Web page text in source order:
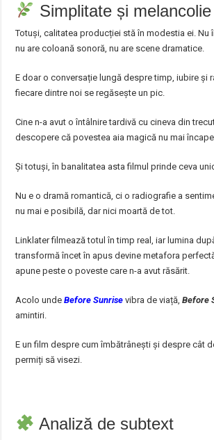
Simplitate și melancolie
Totuși, calitatea producției stă în modestia ei. Nu
nu are coloană sonoră, nu are scene dramatice.
E doar o conversație lungă despre timp, iubire și
fiecare dintre noi se regăsește un pic.
Cine n-a avut o întâlnire tardivă cu cineva din
descopere că povestea aia magică nu mai
Și totuși, în banalitatea asta filmul prinde ceva
Nu e o dramă romantică, ci o radiografie a
nu mai e posibilă, dar nici moartă de tot.
Linklater filmează totul în timp real, iar lumina
transformă încet în apus devine metafora
apune peste o poveste care n-a avut răsărit.
Acolo undeBefore Sunrise vibra de viață,Before
amintiri.
E un film despre cum îmbătrânești și despre cât
permiți să visezi.
Analiză de subtext